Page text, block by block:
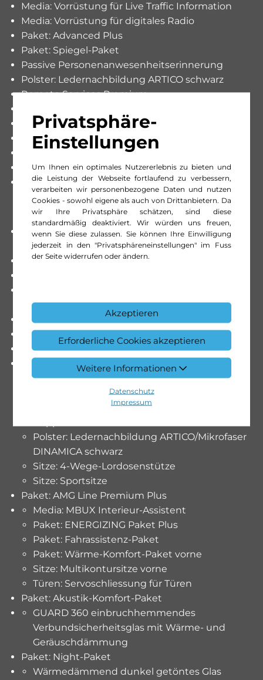
Privatsphäre-
Einstellungen
Um Ihnen ein optimales Nutzererlebnis zu bieten und
die Leistung der Webseite fortlaufend zu verbessern,
verarbeiten wir personenbezogene Daten und nutzen
Cookies - sowohl eigene als auch von Drittanbietern. Da
wir Ihre Privatsphäre schätzen, sind diese
standardmäßig deaktiviert. Wir würden uns freuen,
wenn Sie diese zulassen. Sie können Ihre Einwilligung
jederzeit in den "Privatsphäreneinstellungen" im Fuss
der Seite widerrufen oder ändern.
Akzeptieren
Erforderliche Cookies akzeptieren
Weitere Informationen
Datenschutz
Impressum
Media: Vorrüstung für Live Traffic Information
Media: Vorrüstung für digitales Radio
Paket: Advanced Plus
Paket: Spiegel-Paket
Passive Personenanwesenheitserinnerung
Polster: Ledernachbildung ARTICO schwarz
Remote Services Premium
Räder: Reifendruckkontrolle
Räder: Sommerreifen
Widescreen Cockpit
Zentralverriegelung mit Fernbedienung
Anhängevorrichtung mit ESP Anhänger-
stabilisierung
Assist: Anhänger-Manövrierhilfe
THERMOTRONIC 4-Zonen
Lackierung: Metallic-Lackierung
Media: Head-Up Display
Paket: AMG Line Interieur
AMG Fussmatten
Dekor: Chrom-Paket Interieur
Dekor: Innenhimmel Stoff kristallgrau
Lenkrad: Multifunktions-Sportlenkrad in Leder
Polster: Ledernachbildung ARTICO/Mikrofaser
DINAMICA schwarz
Sitze: 4-Wege-Lordosenstütze
Sitze: Sportsitze
Paket: AMG Line Premium Plus
Media: MBUX Interieur-Assistent
Paket: ENERGIZING Paket Plus
Paket: Fahrassistenz-Paket
Paket: Wärme-Komfort-Paket vorne
Sitze: Multikontursitze vorne
Türen: Servoschliessung für Türen
Paket: Akustik-Komfort-Paket
GUARD 360 einbruchhemmendes
Verbundsicherheitsglas mit Wärme- und
Geräuschdämmung
Paket: Night-Paket
Wärmedämmend dunkel getöntes Glas